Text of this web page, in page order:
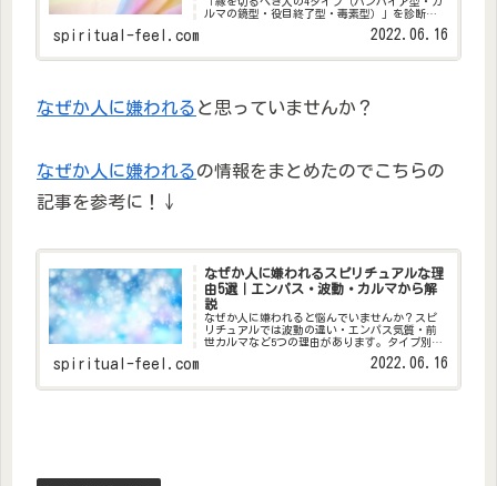
ルマの鏡型・役目終了型・毒素型）」を診断チ
恋人別の縁切りの作法と、縁切りの後に起こる
spiritual-feel.com 2022.06.16
なぜか人に嫌われる と思っていませんか？
なぜか人に嫌われるの情報をまとめたのでこちらの
記事を参考に！↓
なぜか人に嫌われるスピリチュアルな理
由5選｜エンパス・波動・カルマから解
説
なぜか人に嫌われると悩んでいませんか？スピ
リチュアルでは波動の違い・エンパス気質・前
世カルマなど5つの理由があります。タイプ別の
特徴と、波動を整えて人間関係を改善する実践
spiritual-feel.com 2022.06.16